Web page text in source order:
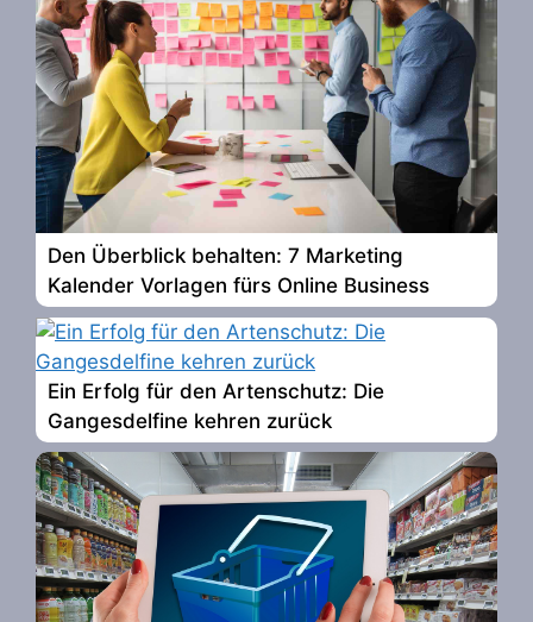
Den Überblick behalten: 7 Marketing
Kalender Vorlagen fürs Online Business
Ein Erfolg für den Artenschutz: Die
Gangesdelfine kehren zurück